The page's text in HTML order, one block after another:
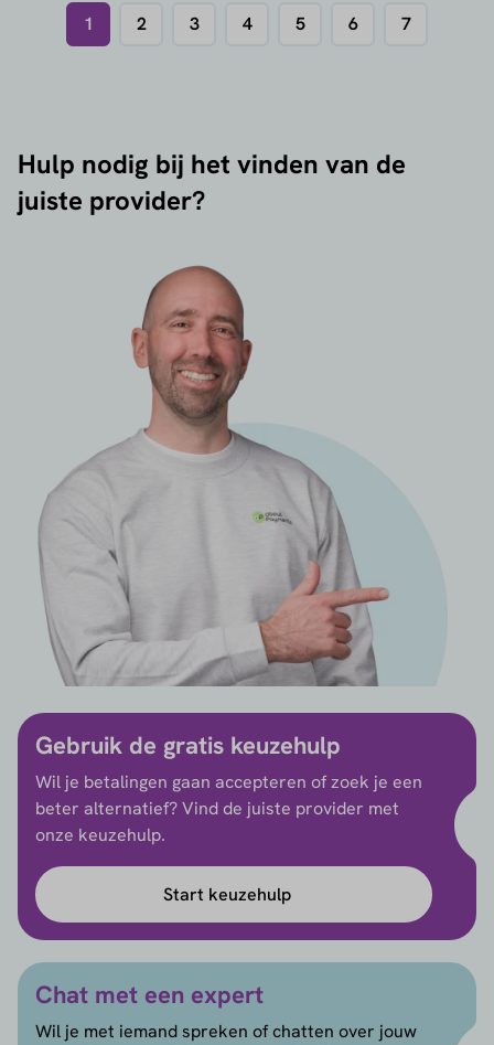
1 2 3 4 5 6 7
Hulp nodig bij het vinden van de
juiste provider?
Gebruik de gratis keuzehulp
Wil je betalingen gaan accepteren of zoek je een
beter alternatief? Vind de juiste provider met
onze keuzehulp.
Start keuzehulp
Chat met een expert
Wil je met iemand spreken of chatten over jouw